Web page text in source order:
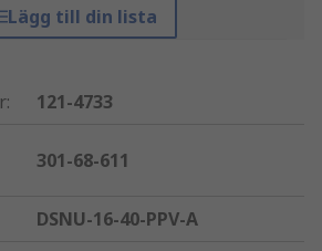
Lägg till din lista
:
121-4733
301-68-611
DSNU-16-40-PPV-A